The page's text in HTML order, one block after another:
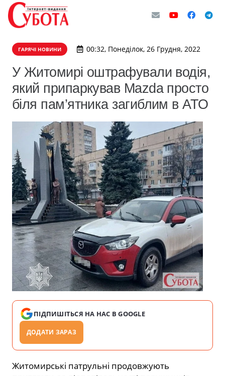
ГАРЯЧІ НОВИНИ 00:32, Понеділок, 26 Грудня, 2022
У Житомирі оштрафували водія,
який припаркував Mazda просто
біля пам’ятника загиблим в АТО
ПІДПИШІТЬСЯ НА НАС В GOOGLE
ДОДАТИ ЗАРАЗ
Житомирські патрульні продовжують